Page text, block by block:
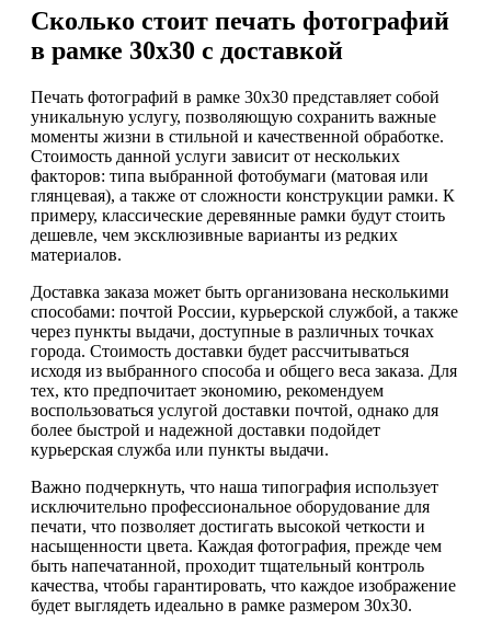
Сколько стоит печать фотографий
в рамке 30х30 с доставкой
Печать фотографий в рамке 30х30 представляет собой
уникальную услугу, позволяющую сохранить важные
моменты жизни в стильной и качественной обработке.
Стоимость данной услуги зависит от нескольких
факторов: типа выбранной фотобумаги (матовая или
глянцевая), а также от сложности конструкции рамки. К
примеру, классические деревянные рамки будут стоить
дешевле, чем эксклюзивные варианты из редких
материалов.
Доставка заказа может быть организована несколькими
способами: почтой России, курьерской службой, а также
через пункты выдачи, доступные в различных точках
города. Стоимость доставки будет рассчитываться
исходя из выбранного способа и общего веса заказа. Для
тех, кто предпочитает экономию, рекомендуем
воспользоваться услугой доставки почтой, однако для
более быстрой и надежной доставки подойдет
курьерская служба или пункты выдачи.
Важно подчеркнуть, что наша типография использует
исключительно профессиональное оборудование для
печати, что позволяет достигать высокой четкости и
насыщенности цвета. Каждая фотография, прежде чем
быть напечатанной, проходит тщательный контроль
качества, чтобы гарантировать, что каждое изображение
будет выглядеть идеально в рамке размером 30х30.